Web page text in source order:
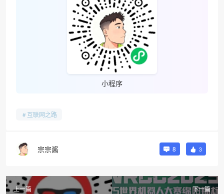
小程序
互联网之路
宗宗酱 8 3
上一篇
下一篇